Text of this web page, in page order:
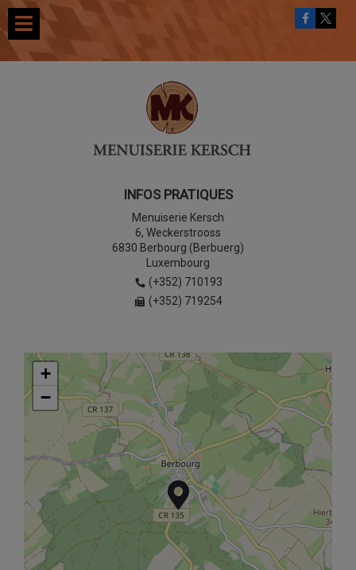
INFOS PRATIQUES
Menuiserie Kersch
6, Weckerstrooss
6830 Berbourg (Berbuerg)
Luxembourg
(+352) 710193
(+352) 719254
+
−
+
−